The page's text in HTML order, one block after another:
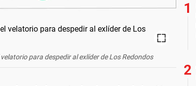
para despedir al exlíder de Los Redondos